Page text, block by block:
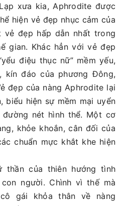
xưa kia, Aphrodite được
hiện vẻ đẹp nhục cảm của
vẻ đẹp hấp dẫn nhất trong
gian. Khác hẳn với vẻ đẹp
điệu thục nữ” mềm yếu,
kín đáo của phương Đông,
đẹp của nàng Aphrodite lại
biểu hiện sự mềm mại uyển
đường nét hình thể. Một cơ
khỏe khoắn, cân đối của
chuẩn mực khắt khe hiện
thần của thiên hướng tình
người. Chình vì thế mà
gái khỏa thân về nàng